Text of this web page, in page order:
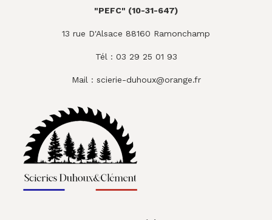
"PEFC" (10-31-647)
13 rue D'Alsace 88160 Ramonchamp
Tél : 03 29 25 01 93
Mail : scierie-duhoux@orange.fr